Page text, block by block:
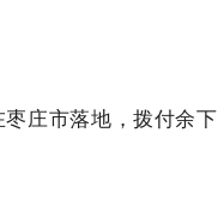
庄市落地，拨付余下